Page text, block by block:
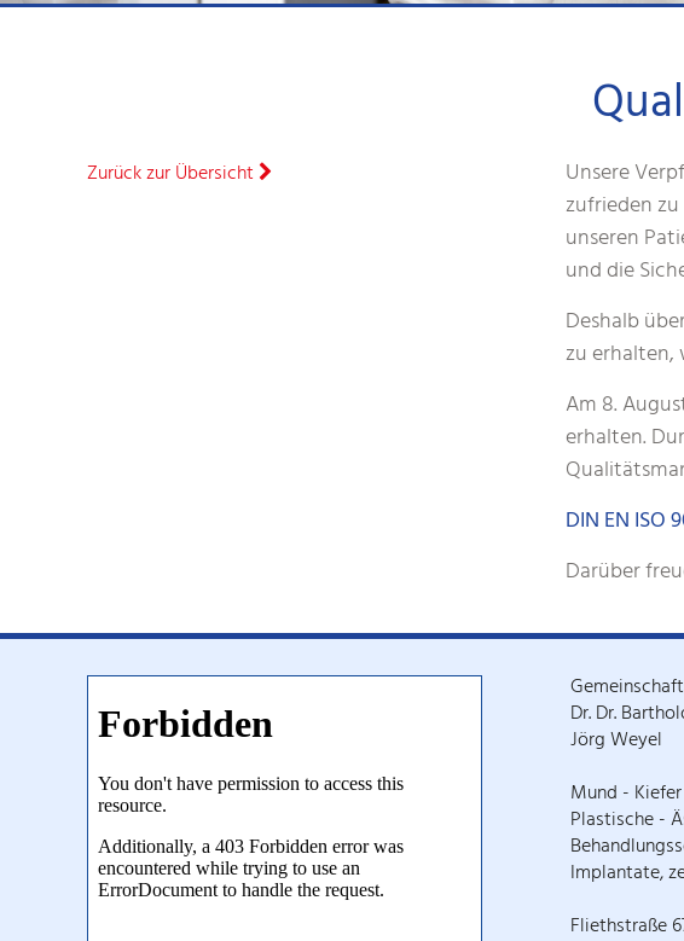
Unsere
zufrieden
unseren
und die
Deshalb
zu erhalten,
Am 8.
erhalten.
DIN EN ISO
Darüber
Zurück zur Übersicht
Dr. Dr.
Jörg Weyel
Mund -
Plastische -
Implantate,
Fliethstraße